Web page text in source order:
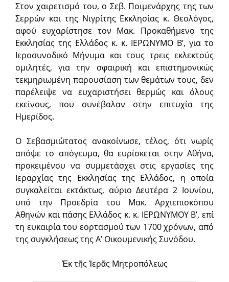
Στον χαιρετισμό του, ο Σεβ. Ποιμενάρχης της των
Σερρών και της Νιγρίτης Εκκλησίας κ. Θεολόγος,
αφού ευχαρίστησε τον Μακ. Προκαθήμενο της
Εκκλησίας της Ελλάδος κ. κ. ΙΕΡΩΝΥΜΟ Β’, για το
Ιεροσυνοδικό Μήνυμα και τους τρεις εκλεκτούς
ομιλητές, για την σφαιρική και επιστημονικώς
τεκμηριωμένη παρουσίαση των θεμάτων τους, δεν
παρέλειψε να ευχαριστήσει θερμώς και όλους
εκείνους, που συνέβαλαν στην επιτυχία της
Ημερίδος.
Ο Σεβασμιώτατος ανακοίνωσε, τέλος, ότι νωρίς
απόψε το απόγευμα, θα ευρίσκεται στην Αθήνα,
προκειμένου να συμμετάσχει στις εργασίες της
Ιεραρχίας της Εκκλησίας της Ελλάδος, η οποία
συγκαλείται εκτάκτως, αύριο Δευτέρα 2 Ιουνίου,
υπό την Προεδρία του Μακ. Αρχιεπισκόπου
Αθηνών και πάσης Ελλάδος κ. κ. ΙΕΡΩΝΥΜΟΥ Β’, επί
τη ευκαιρία του εορτασμού των 1700 χρόνων, από
της συγκλήσεως της Α’ Οικουμενικής Συνόδου.
Ἐκ τῆς Ἱερᾶς Μητροπόλεως